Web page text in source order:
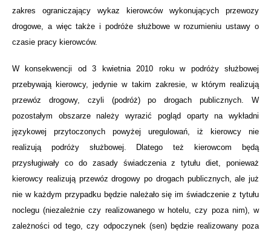
zakres ograniczający wykaz kierowców wykonujących przewozy
drogowe, a więc także i podróże służbowe w rozumieniu ustawy o
czasie pracy kierowców.
W konsekwencji od 3 kwietnia 2010 roku w podróży służbowej
przebywają kierowcy, jedynie w takim zakresie, w którym realizują
przewóz drogowy, czyli (podróż) po drogach publicznych. W
pozostałym obszarze należy wyrazić pogląd oparty na wykładni
językowej przytoczonych powyżej uregulowań, iż kierowcy nie
realizują podróży służbowej. Dlatego też kierowcom będą
przysługiwały co do zasady świadczenia z tytułu diet, ponieważ
kierowcy realizują przewóz drogowy po drogach publicznych, ale już
nie w każdym przypadku będzie należało się im świadczenie z tytułu
noclegu (niezależnie czy realizowanego w hotelu, czy poza nim), w
zależności od tego, czy odpoczynek (sen) będzie realizowany poza